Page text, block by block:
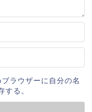
ラウザーに自分の名
する。